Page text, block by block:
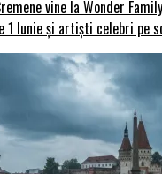
vine la Wonder
1 Iunie și artiști celebri pe